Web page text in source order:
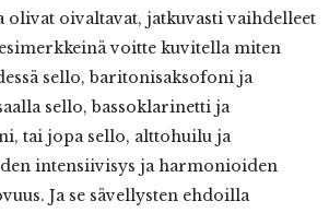
olivat oivaltavat, jatkuvasti vaihdelleet
voitte kuvitella miten
sello, baritonisaksofoni ja
sello, bassoklarinetti ja
tai jopa sello, alttohuilu ja
intensiivisys ja harmonioiden
Ja se sävellysten ehdoilla